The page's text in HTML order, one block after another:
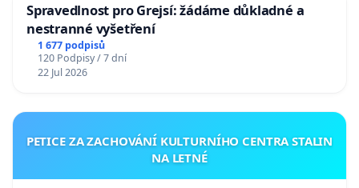
Spravedlnost pro Grejsí: žádáme důkladné a
nestranné vyšetření
1 677 podpisů
120 Podpisy / 7 dní
22 Jul 2026
PETICE ZA ZACHOVÁNÍ KULTURNÍHO CENTRA STALIN
NA LETNÉ